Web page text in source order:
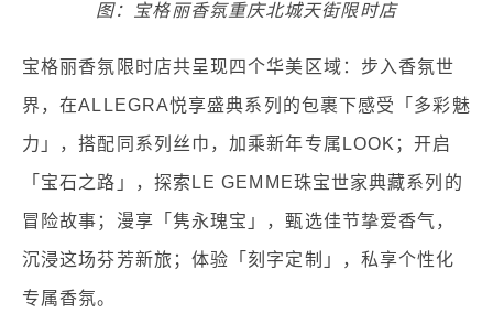
图：宝格丽香氛重庆北城天街限时店
宝格丽香氛限时店共呈现四个华美区域：步入香氛世
界，在ALLEGRA悦享盛典系列的包裹下感受「多彩魅
力」，搭配同系列丝巾，加乘新年专属LOOK；开启
「宝石之路」，探索LE GEMME珠宝世家典藏系列的
冒险故事；漫享「隽永瑰宝」，甄选佳节挚爱香气，
沉浸这场芬芳新旅；体验「刻字定制」，私享个性化
专属香氛。